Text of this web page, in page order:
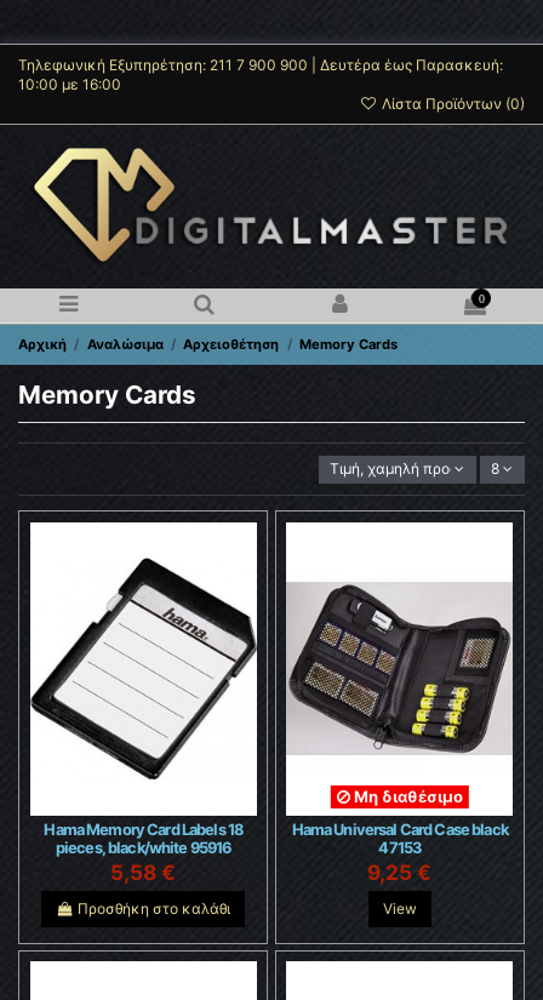
Τηλεφωνική Εξυπηρέτηση: 211 7 900 900 | Δευτέρα έως Παρασκευή:
10:00 με 16:00
Λίστα Προϊόντων (0)
0
Αρχική Αναλώσιμα Αρχειοθέτηση Memory Cards
Memory Cards
Τιμή, χαμηλή προς υψηλή
8
Hama Memory Card Labels 18
pieces, black/white 95916
5,58 €
Προσθήκη στο καλάθι
Μη διαθέσιμο
Hama Universal Card Case black
47153
9,25 €
View